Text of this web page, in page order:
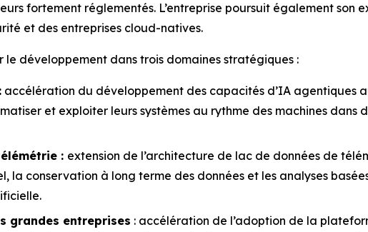
fortement réglementés. L’entreprise poursuit également son
et des entreprises cloud-natives.
le développement dans trois domaines stratégiques :
accélération du développement des capacités d’IA agentiques
et exploiter leurs systèmes au rythme des machines dans
: extension de l’architecture de lac de données de
la conservation à long terme des données et les analyses
grandes entreprises : accélération de l’adoption de la